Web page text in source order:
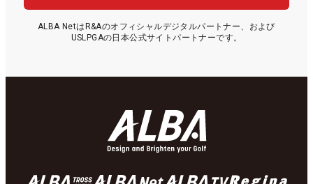
ALBA NetはR&Aのオフィシャルデジタルパートナー、および
USLPGAの日本公式サイトパートナーです。